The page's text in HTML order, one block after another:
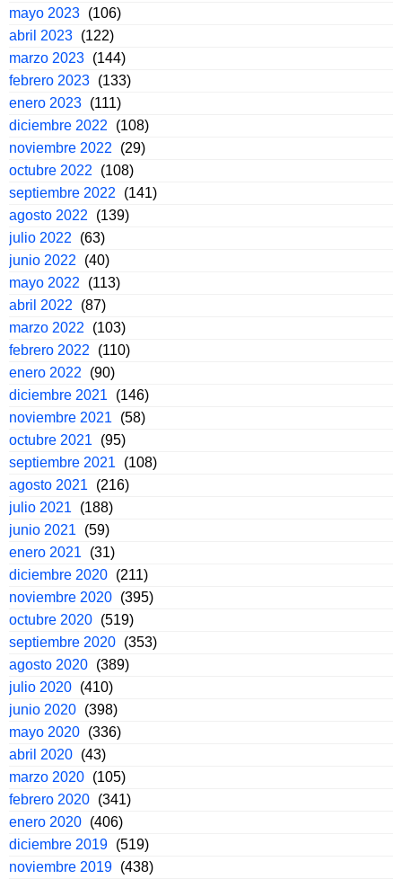
mayo 2023 (106)
abril 2023 (122)
marzo 2023 (144)
febrero 2023 (133)
enero 2023 (111)
diciembre 2022
(108)
noviembre 2022
(29)
octubre 2022
(108)
septiembre 2022
(141)
agosto 2022
(139)
julio 2022
(63)
junio 2022
(40)
mayo 2022
(113)
abril 2022
(87)
marzo 2022
(103)
febrero 2022
(110)
enero 2022
(90)
diciembre 2021
(146)
noviembre 2021
(58)
octubre 2021
(95)
septiembre 2021
(108)
agosto 2021
(216)
julio 2021
(188)
junio 2021
(59)
enero 2021
(31)
diciembre 2020 (211)
noviembre 2020 (395)
octubre 2020 (519)
septiembre 2020 (353)
agosto 2020 (389)
julio 2020 (410)
junio 2020 (398)
mayo 2020 (336)
abril 2020 (43)
marzo 2020 (105)
febrero 2020 (341)
enero 2020 (406)
diciembre 2019 (519)
noviembre 2019 (438)